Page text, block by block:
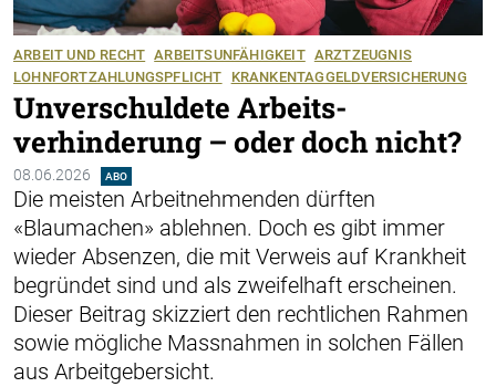
ARBEIT UND RECHT ARBEITSUNFÄHIGKEIT ARZTZEUGNIS
LOHNFORTZAHLUNGSPFLICHT
KRANKENTAGGELDVERSICHERUNG
Unverschuldete Arbeits­
verhinderung – oder doch nicht?
08.06.2026 ABO
Die meisten Arbeitnehmenden dürften
«Blaumachen» ablehnen. Doch es gibt immer
wieder Absenzen, die mit Verweis auf Krankheit
begründet sind und als zweifelhaft erscheinen.
Dieser Beitrag skizziert den rechtlichen Rahmen
sowie mögliche Massnahmen in solchen Fällen
aus Arbeitgebersicht.